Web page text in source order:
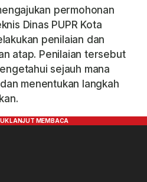
permohonan
Dinas PUPR Kota
penilaian dan
atap. Penilaian tersebut
sejauh mana
menentukan langkah